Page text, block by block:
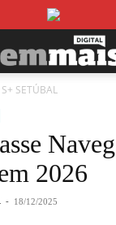
SETÚBAL
2026
- 18/12/2025